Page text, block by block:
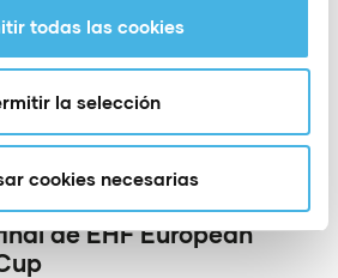
todas las cookies
la selección
cookies necesarias
el Elche saca
en Europa
CBM Elche da el primer
hacia cuartos de
de EHF European
enero 2026